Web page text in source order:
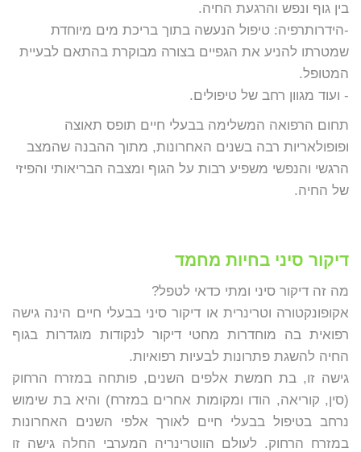
בין גוף ונפש והרגעת החיה.
-הידרותרפיה: טיפול הנעשה בתוך בריכת מים מיוחדת
שמטרתו להניע את הגפיים בצורה מבוקרת בהתאם לבעיית
המטופל.
- ועוד מגוון רחב של טיפולים.
תחום הרפואה המשלימה בבעלי חיים תופס תאוצה
ופופולאריות רבה בשנים האחרונות, מתוך ההבנה שהמצב
הרגשי והנפשי משפיע רבות על הגוף ומצבה הבריאותי והפיזי
של החיה.
דיקור סיני בחיות מחמד
מה זה דיקור סיני ומתי כדאי לטפל?
אקופונקטורה וטרינרית או דיקור סיני בבעלי חיים הינה גישה
רפואית בה מוחדרות מחטי דיקור לנקודות מוגדרות בגוף
החיה להשגת פתרונות לבעיות רפואיות.
גישה זו, בת חמשת אלפים השנים, פותחה במזרח הרחוק
(סין, קוריאה, הודו ומקומות אחרים במזרח) והיא בת שימוש
נרחב בטיפול בבעלי חיים לאורך אלפי השנים האחרונות
במזרח הרחוק. לעולם הווטרינריה המערבי החלה גישה זו